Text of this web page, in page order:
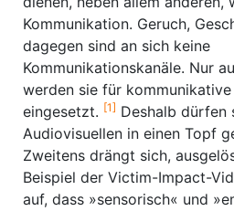
Kommunikation. Geruch,
dagegen sind an sich keine
Kommunikationskanäle. Nur
werden sie für
eingesetzt. [1] Deshalb dürfen
Audiovisuellen in einen Topf
Zweitens drängt sich,
Beispiel der Victim-Impact-
auf, dass »sensorisch« und